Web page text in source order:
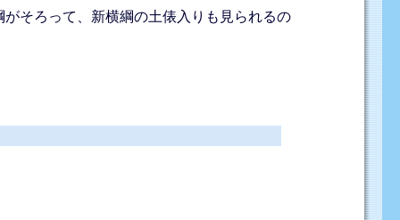
そろって、新横綱の土俵入りも見られるの